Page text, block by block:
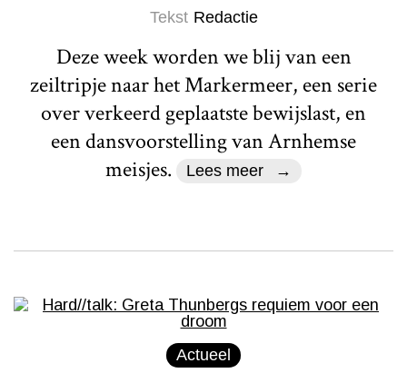
Tekst Redactie
Deze week worden we blij van een
zeiltripje naar het Markermeer, een serie
over verkeerd geplaatste bewijslast, en
een dansvoorstelling van Arnhemse
meisjes.
Lees meer
Actueel